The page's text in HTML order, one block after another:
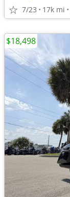
7/23 17k mi
$18,498